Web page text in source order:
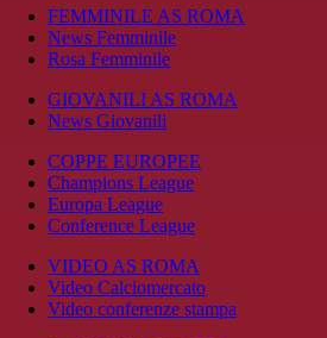
FEMMINILE AS ROMA
News Femminile
Rosa Femminile
GIOVANILI AS ROMA
News Giovanili
COPPE EUROPEE
Champions League
Europa League
Conference League
VIDEO AS ROMA
Video Calciomercato
Video conferenze stampa